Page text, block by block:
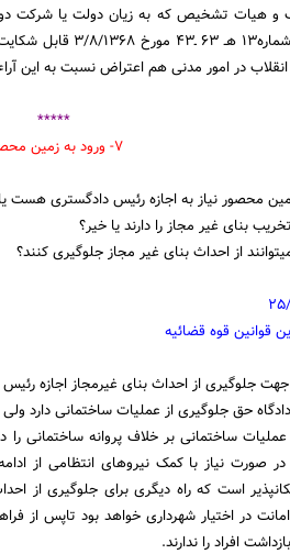
و هیات تشخیص که به زیان دولت یا شرکت
در امور مدنی هم اعتراض نسبت به این
*****
۷- ورود به زمین محصور
قوانین قوه قضائیه
در اختیار شهرداری خواهد بود تاپس از
افراد را ندارند.